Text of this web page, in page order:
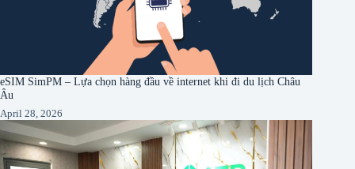
eSIM SimPM – Lựa chọn hàng đầu về internet khi đi du lịch Châu
Âu
April 28, 2026